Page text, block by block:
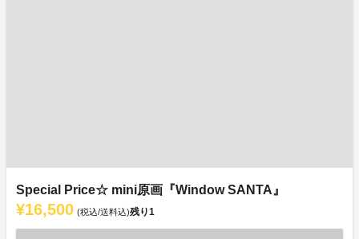
Special Price☆ mini原画『Window SANTA』
¥16,500 (税込/送料込)残り1